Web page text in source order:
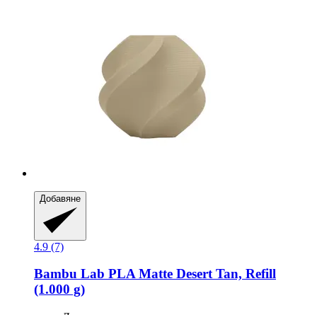
Добавяне
4.9 (7)
Bambu Lab PLA Matte Desert Tan, Refill
(1.000 g)